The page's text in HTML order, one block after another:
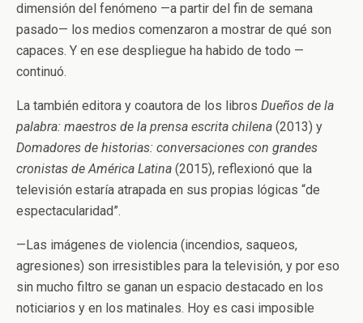
dimensión del fenómeno —a partir del fin de semana
pasado— los medios comenzaron a mostrar de qué son
capaces. Y en ese despliegue ha habido de todo —
continuó.
La también editora y coautora de los libros Dueños de la
palabra: maestros de la prensa escrita chilena (2013) y
Domadores de historias: conversaciones con grandes
cronistas de América Latina (2015), reflexionó que la
televisión estaría atrapada en sus propias lógicas “de
espectacularidad”.
—Las imágenes de violencia (incendios, saqueos,
agresiones) son irresistibles para la televisión, y por eso
sin mucho filtro se ganan un espacio destacado en los
noticiarios y en los matinales. Hoy es casi imposible